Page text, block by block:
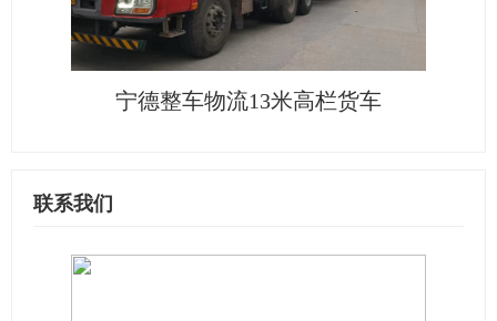
宁德整车物流13米高栏货车
联系我们